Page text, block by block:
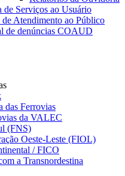
de Serviços ao Usuário
de Atendimento ao Público
de denúncias COAUD
das Ferrovias
da VALEC
(FNS)
Oeste-Leste (FIOL)
/ FICO
a Transnordestina